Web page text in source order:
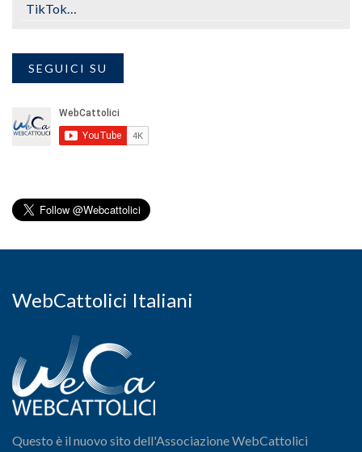
TikTok…
SEGUICI SU
WebCattolici Italiani
Questo è il nuovo sito dell'Associazione WebCattolici